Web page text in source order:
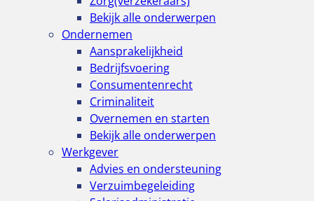
Bekijk alle onderwerpen
Ondernemen
Aansprakelijkheid
Bedrijfsvoering
Consumentenrecht
Criminaliteit
Overnemen en starten
Bekijk alle onderwerpen
Werkgever
Advies en ondersteuning
Verzuimbegeleiding